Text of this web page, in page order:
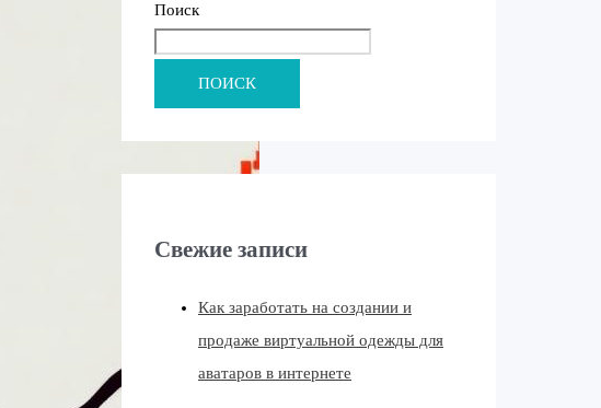
Поиск
ПОИСК
Свежие записи
Как заработать на создании и
продаже виртуальной одежды для
аватаров в интернете